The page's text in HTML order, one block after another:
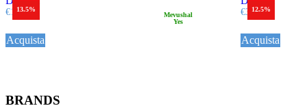
13.5%
Mevushal
Yes
€17,00
Acquista
12.5%
€30,00
Acquista
BRANDS